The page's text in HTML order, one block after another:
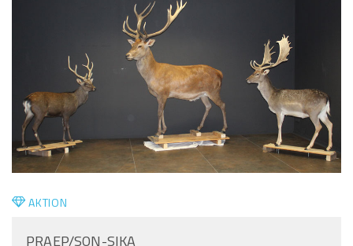
AKTION
PRAEP/SON-SIKA